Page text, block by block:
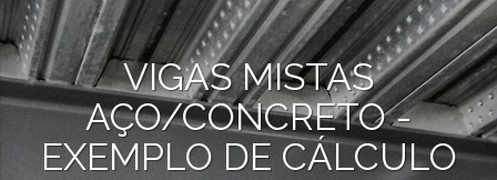
VIGAS MISTAS
AÇO/CONCRETO -
EXEMPLO DE CÁLCULO